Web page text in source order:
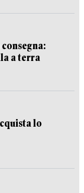
a terra
lo